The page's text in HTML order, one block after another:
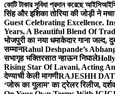
কোটি টাকার সুবিধা প্রদান করেছে
सिंह और इशिका तोरिया की जोड़ी ने
Guest Celebrating Excellence.
Years, A Beautiful Blend Of
भोजपुरी का नया धमाकेदार गाना
सम्मानRahul Deshpande’s
सभागृह भक्तिरसात न्हाऊन निघाले
Rising Star Of Lavani, Acting
देण्याची केली मागणीRAJESHH
‘जोरू का गुलाम’ का ट्रेलर रिलीज,